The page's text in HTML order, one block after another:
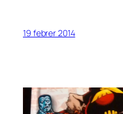
19 febrer 2014